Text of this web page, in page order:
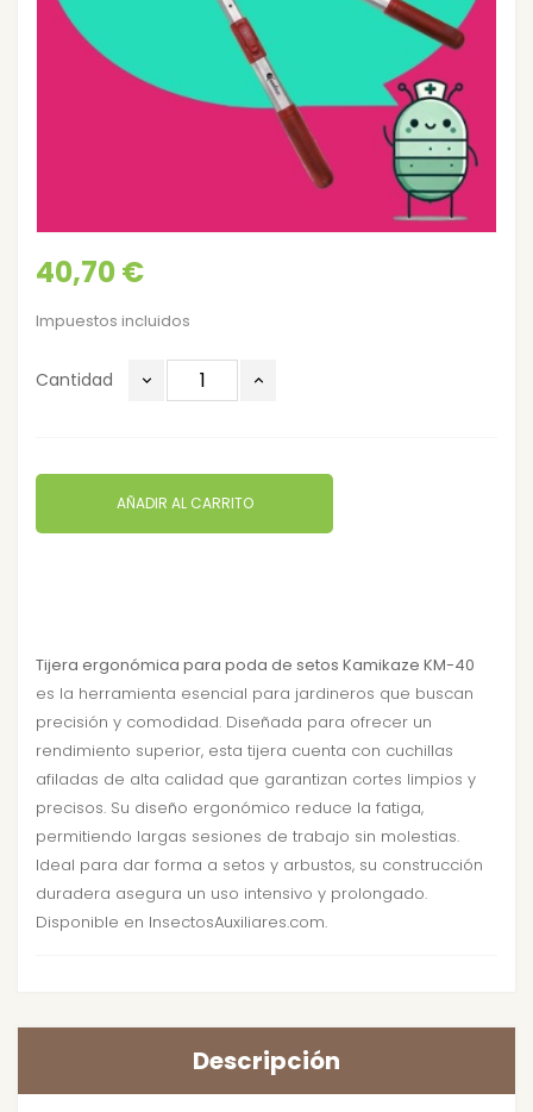
40,70 €
Impuestos incluidos
Cantidad
AÑADIR AL CARRITO
Tijera ergonómica para poda de setos Kamikaze KM-40
es la herramienta esencial para jardineros que buscan
precisión y comodidad. Diseñada para ofrecer un
rendimiento superior, esta tijera cuenta con cuchillas
afiladas de alta calidad que garantizan cortes limpios y
precisos. Su diseño ergonómico reduce la fatiga,
permitiendo largas sesiones de trabajo sin molestias.
Ideal para dar forma a setos y arbustos, su construcción
duradera asegura un uso intensivo y prolongado.
Disponible en InsectosAuxiliares.com.
Descripción